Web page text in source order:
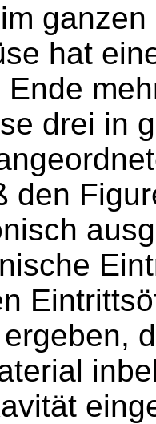
hat
drei in
den